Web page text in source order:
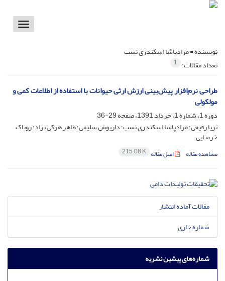
Toggle
نویسنده =مرادپاشا اسکندری نسب
تعداد مقالات: 1
طراحی نرم‌افزار پیش‌بینی ارزش ارثی حیوانات با استفاده از اطلاعات کمی و
مولکولی
دوره 1، شماره 1، خرداد 1391، صفحه
29-36
ثریا رفیعی؛ مرادپاشا اسکندری نسب؛ داریوش سلیمی؛ طاهر هرکی نژاد؛ روناک
خرمتایی
مشاهده مقاله اصل مقاله 215.08 K
مقالات آماده انتشار
شماره جاری
شماره‌های پیشین نشریه